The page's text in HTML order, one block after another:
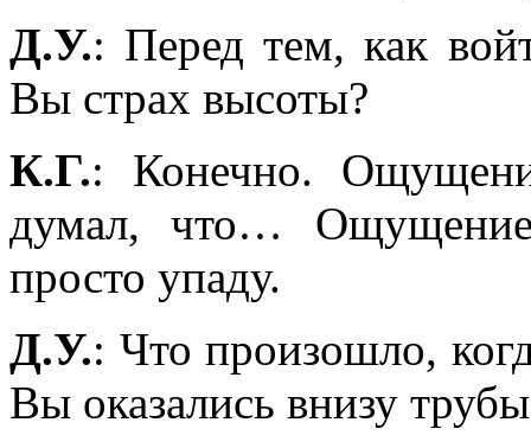
Д.У.: Перед тем, как
Вы страх высоты?
К.Г.: Конечно.
думал, что…
просто упаду.
Д.У.: Что произошло,
Вы оказались внизу